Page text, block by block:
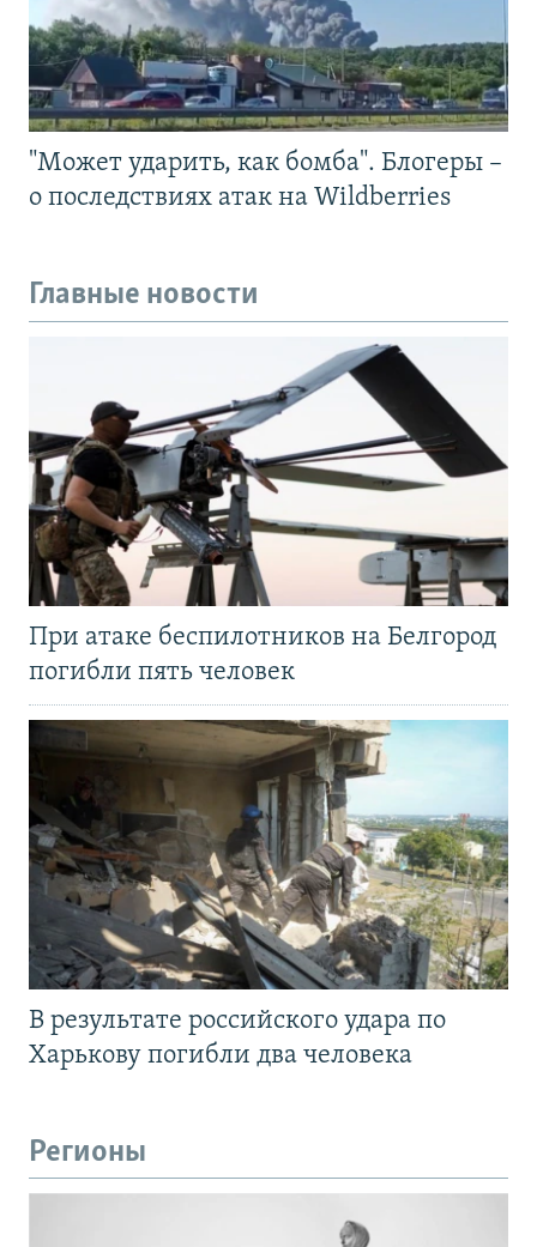
"Может ударить, как бомба". Блогеры –
о последствиях атак на Wildberries
Главные новости
При атаке беспилотников на Белгород
погибли пять человек
В результате российского удара по
Харькову погибли два человека
Регионы